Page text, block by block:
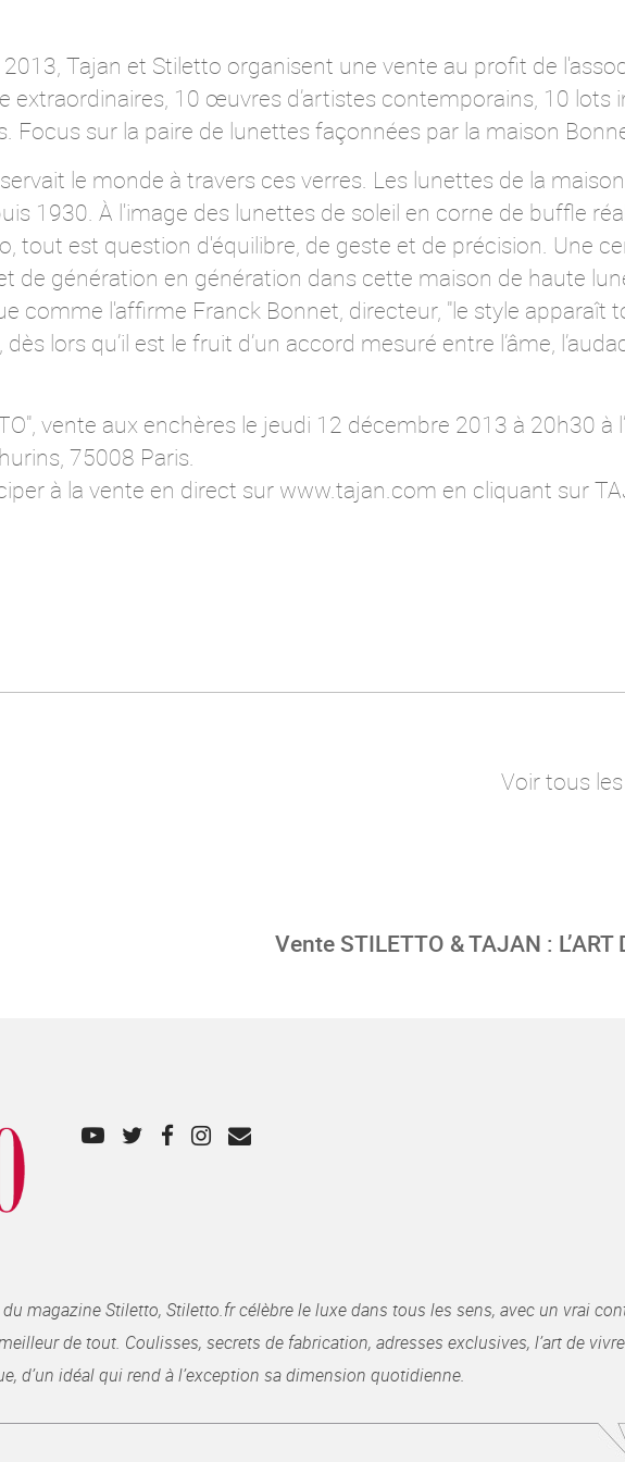
Tajan et Stiletto organisent une vente au profit de
extraordinaires, 10 œuvres d’artistes contemporains, 10 lots
Focus sur la paire de lunettes façonnées par la maison
le monde à travers ces verres. Les lunettes de la
1930. À l'image des lunettes de soleil en corne de buffle
tout est question d'équilibre, de geste et de précision. Une
de génération en génération dans cette maison de haute
comme l'affirme Franck Bonnet, directeur, "le style apparaît
lors qu’il est le fruit d’un accord mesuré entre l’âme,
vente aux enchères le jeudi 12 décembre 2013 à 20h30 à
75008 Paris.
à la vente en direct sur www.tajan.com en cliquant sur
Voir tous
Vente STILETTO & TAJAN : L’ART
magazine Stiletto, Stiletto.fr célèbre le luxe dans tous les sens, avec un vrai
de tout. Coulisses, secrets de fabrication, adresses exclusives, l’art de
d’un idéal qui rend à l’exception sa dimension quotidienne.